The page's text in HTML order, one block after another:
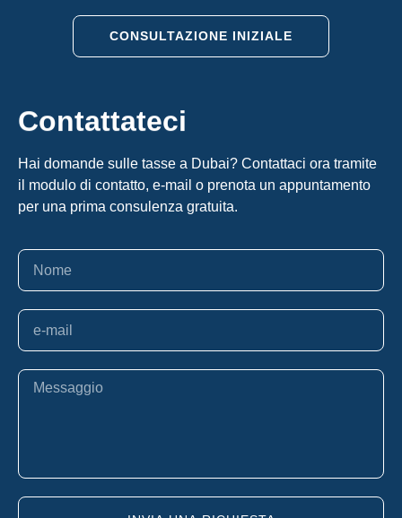
CONSULTAZIONE INIZIALE
Contattateci
Hai domande sulle tasse a Dubai? Contattaci ora tramite
il modulo di contatto, e-mail o prenota un appuntamento
per una prima consulenza gratuita.